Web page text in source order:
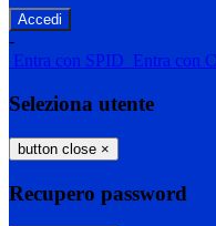
-
Entra con SPID Entra con
Seleziona utente
button close ×
Recupero password